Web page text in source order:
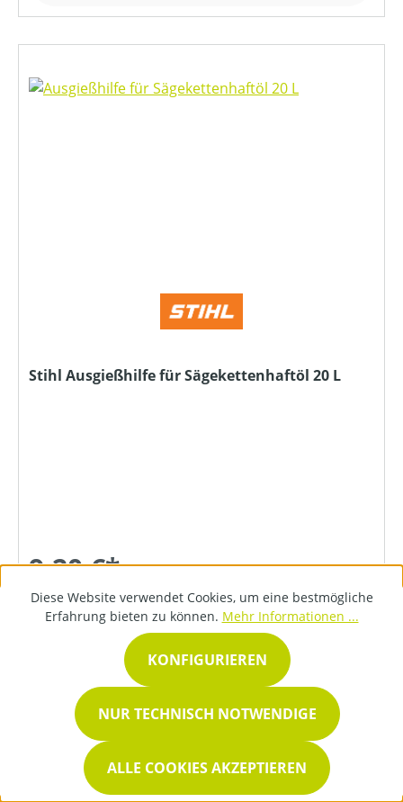
Stihl Ausgießhilfe für Sägekettenhaftöl 20 L
9,20 €*
DETAILS
Diese Website verwendet Cookies, um eine bestmögliche
Erfahrung bieten zu können. Mehr Informationen ...
NUR TECHNISCH NOTWENDIGE
KONFIGURIEREN
ALLE COOKIES AKZEPTIEREN